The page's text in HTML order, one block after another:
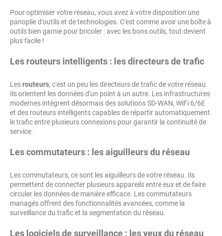
Pour optimiser votre réseau, vous avez à votre disposition une
panoplie d'outils et de technologies. C'est comme avoir une boîte à
outils bien garnie pour bricoler : avec les bons outils, tout devient
plus facile !
Les routeurs intelligents : les directeurs de trafic
Lesrouteurs, c'est un peu les directeurs de trafic de votre réseau.
Ils orientent les données d'un point à un autre. Les infrastructures
modernes intègrent désormais des solutions SD-WAN, WiFi 6/6E
et des routeurs intelligents capables de répartir automatiquement
le trafic entre plusieurs connexions pour garantir la continuité de
service.
Les commutateurs : les aiguilleurs du réseau
Les commutateurs, ce sont les aiguilleurs de votre réseau. Ils
permettent de connecter plusieurs appareils entre eux et de faire
circuler les données de manière efficace. Les commutateurs
managés offrent des fonctionnalités avancées, comme la
surveillance du trafic et la segmentation du réseau.
Les logiciels de surveillance : les yeux du réseau